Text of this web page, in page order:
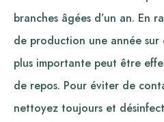
branches âgées d’un an. En
de production une année
plus importante peut être
de repos. Pour éviter de
nettoyez toujours et